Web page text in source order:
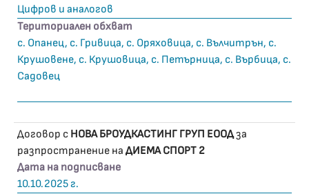
Цифров и аналогов
Териториален обхват
с. Опанец, с. Гривица, с. Оряховица, с. Вълчитрън, с.
Крушовене, с. Крушовица, с. Петърница, с. Върбица, с.
Садовец
Договор с НОВА БРОУДКАСТИНГ ГРУП ЕООДза
разпространение на ДИЕМА СПОРТ 2
Дата на подписване
10.10.2025 г.